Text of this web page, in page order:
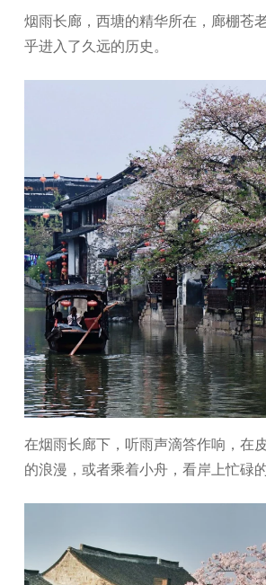
烟雨长廊，西塘的精华所在，廊棚苍
乎进入了久远的历史。
在烟雨长廊下，听雨声滴答作响，在
的浪漫，或者乘着小舟，看岸上忙碌的